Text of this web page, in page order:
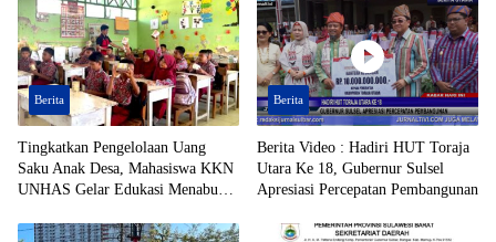
Berita
Tingkatkan Pengelolaan Uang
Saku Anak Desa, Mahasiswa KKN
UNHAS Gelar Edukasi Menabung
06 Pitue
Berita
Berita Video : Hadiri HUT Toraja
Utara Ke 18, Gubernur Sulsel
Apresiasi Percepatan Pembangunan